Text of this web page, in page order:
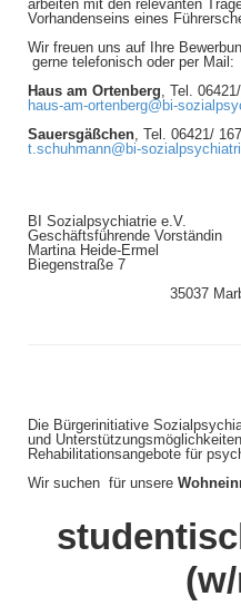
arbeiten mit den relevanten
Vorhandenseins eines
Wir freuen uns auf Ihre
gerne telefonisch oder per Mail:
Haus am Ortenberg , Tel.
haus-am-ortenberg@bi-
Sauersgäßchen , Tel. 06421/
t.schuhmann@bi-
BI Sozialpsychiatrie e.V.
Geschäftsführende Vorständin
Martina Heide-Ermel
35037
Die Bürgerinitiative
und
Rehabilitationsangebote für
Wir suchen für unsere